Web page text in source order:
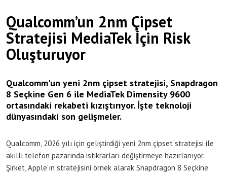
Qualcomm’un 2nm Çipset
Stratejisi MediaTek İçin Risk
Oluşturuyor
Qualcomm'un yeni 2nm çipset stratejisi, Snapdragon
8 Seçkine Gen 6 ile MediaTek Dimensity 9600
ortasındaki rekabeti kızıştırıyor. İşte teknoloji
dünyasındaki son gelişmeler.
Qualcomm, 2026 yılı için geliştirdiği yeni 2nm çipset stratejisi ile
akıllı telefon pazarında istikrarları değiştirmeye hazırlanıyor.
Şirket, Apple’ın stratejisini örnek alarak Snapdragon 8 Seçkine